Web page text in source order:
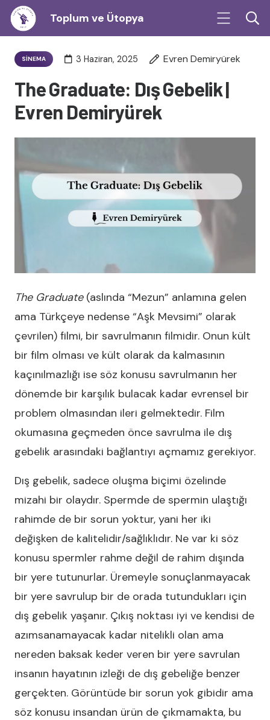
Toplum ve Ütopya
SINEMA 3 Haziran, 2025 Evren Demiryürek
The Graduate: Dış Gebelik |
Evren Demiryürek
The Graduate(aslında “Mezun” anlamına gelen
ama Türkçeye nedense “Aşk Mevsimi” olarak
çevrilen) filmi, bir savrulmanın filmidir. Onun kült
bir film olması ve kült olarak da kalmasının
kaçınılmazlığı ise söz konusu savrulmanın her
dönemde bir karşılık bulacak kadar evrensel bir
problem olmasından ileri gelmektedir. Film
okumasına geçmeden önce savrulma ile dış
gebelik arasındaki bağlantıyı açmamız gerekiyor.
Dış gebelik, sadece oluşma biçimi özelinde
mizahi bir olaydır. Spermde de spermin ulaştığı
rahimde de bir sorun yoktur, yani her iki
değişken de kalitelidir/sağlıklıdır. Ne var ki söz
konusu spermler rahme değil de rahim dışında
bir yere tutunurlar. Üremeyle sonuçlanmayacak
bir yere savrulup bir de orada tutundukları için
dış gebelik yaşanır. Çıkış noktası iyi ve kendisi de
azımsanamayacak kadar nitelikli olan ama
nereden baksak keder veren bir yere savrulan
insanın hayatının izleği de dış gebeliğe benzer
gerçekten. Görüntüde bir sorun yok gibidir ama
söz konusu insandan ürün de çıkmamakta, bu